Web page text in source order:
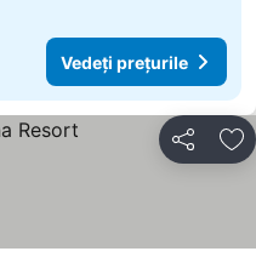
Vedeți prețurile
Distribuiți